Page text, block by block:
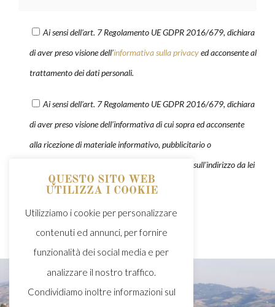
Ai sensi dell’art. 7 Regolamento UE GDPR 2016/679, dichiara
di aver preso visione dell’informativa sulla privacyed acconsente al
trattamento dei dati personali.
Ai sensi dell’art. 7 Regolamento UE GDPR 2016/679, dichiara
di aver preso visione dell’informativa di cui sopra ed acconsente
alla ricezione di materiale informativo, pubblicitario o
promozionale, che le verrà inviato mezzo e-mail sull’indirizzo da lei
indicato.QUESTO SITO WEB
UTILIZZA I COOKIE
Utilizziamo i cookie per personalizzare
contenuti ed annunci, per fornire
funzionalità dei social media e per
analizzare il nostro traffico.
Condividiamo inoltre informazioni sul